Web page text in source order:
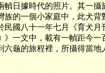
幀日據時代的照片。其一
族的一個小家庭中，此犬
民國八十一年七月《育犬
》一文中，載有一幀距今
六龜的旅程裡，所攝得當